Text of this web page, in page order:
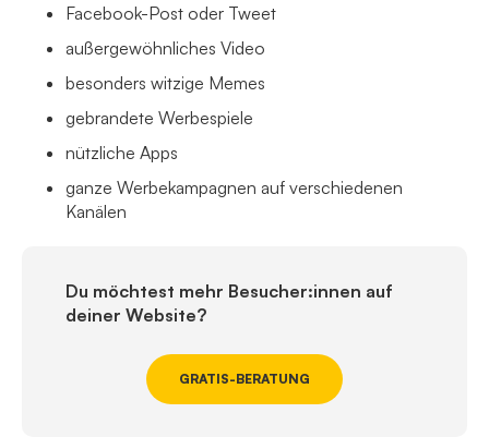
Facebook-Post oder Tweet
außergewöhnliches Video
besonders witzige Memes
gebrandete Werbespiele
nützliche Apps
ganze Werbekampagnen auf verschiedenen
Kanälen
Du möchtest mehr Besucher:innen auf
deiner Website?
GRATIS-BERATUNG